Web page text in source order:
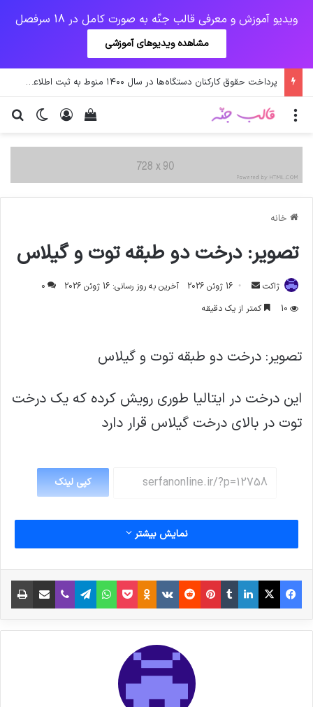
ویدیو آموزش و معرفی قالب جنّه به صورت کامل در 18 سرفصل
مشاهده ویدیوهای آموزشی
پرداخت حقوق کارکنان دستگاه‌ها در سال ۱۴۰۰ منوط به ثبت اطلاعات کارکنان در سامانه شد
تغییر ورود
دیدن سبد خرید منو
خانه
تصویر: درخت دو طبقه توت و گیلاس
ژاکت
ارسال
ایمیل
16 ژوئن 2026 آخرین به روز رسانی: 16 ژوئن 2026
0
10
کمتر از یک دقیقه
تصویر: درخت دو طبقه توت و گیلاس
این درخت در ایتالیا طوری رویش کرده که یک درخت
توت در بالای درخت گیلاس قرار دارد
کپی لینک
نمایش بیشتر
فیس بوک X لینکدین
‫تامبلر‫پین‌ترست
‫رددیت‫VKontakte
‫Odnoklassniki
پاکتواتس آپ تلگراموایبر اشتراک گذاری از طریق ایمیل